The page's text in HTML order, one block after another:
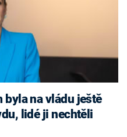
byla na vládu ještě
lidé ji nechtěli